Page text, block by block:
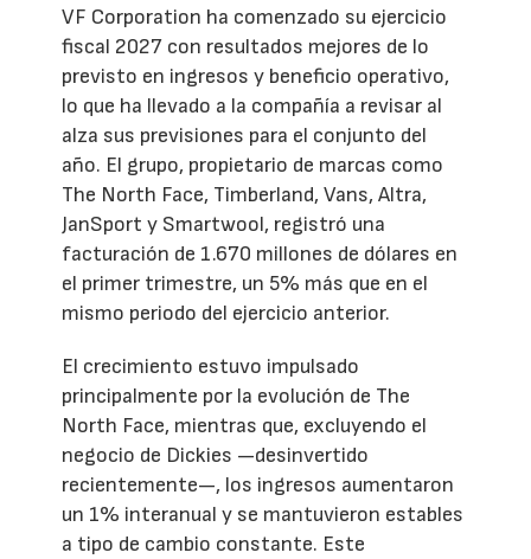
VF Corporation ha comenzado su ejercicio
fiscal 2027 con resultados mejores de lo
previsto en ingresos y beneficio operativo,
lo que ha llevado a la compañía a revisar al
alza sus previsiones para el conjunto del
año. El grupo, propietario de marcas como
The North Face, Timberland, Vans, Altra,
JanSport y Smartwool, registró una
facturación de 1.670 millones de dólares en
el primer trimestre, un 5% más que en el
mismo periodo del ejercicio anterior.
El crecimiento estuvo impulsado
principalmente por la evolución de The
North Face, mientras que, excluyendo el
negocio de Dickies —desinvertido
recientemente—, los ingresos aumentaron
un 1% interanual y se mantuvieron estables
a tipo de cambio constante. Este